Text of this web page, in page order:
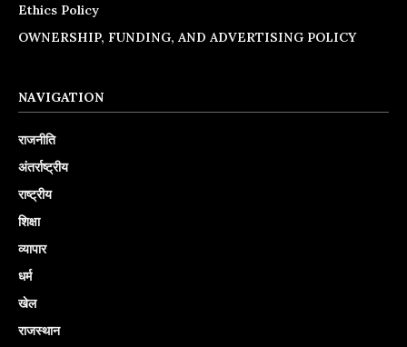
Ethics Policy
OWNERSHIP, FUNDING, AND ADVERTISING POLICY
NAVIGATION
राजनीति
अंतर्राष्ट्रीय
राष्ट्रीय
शिक्षा
व्यापार
धर्म
खेल
राजस्थान